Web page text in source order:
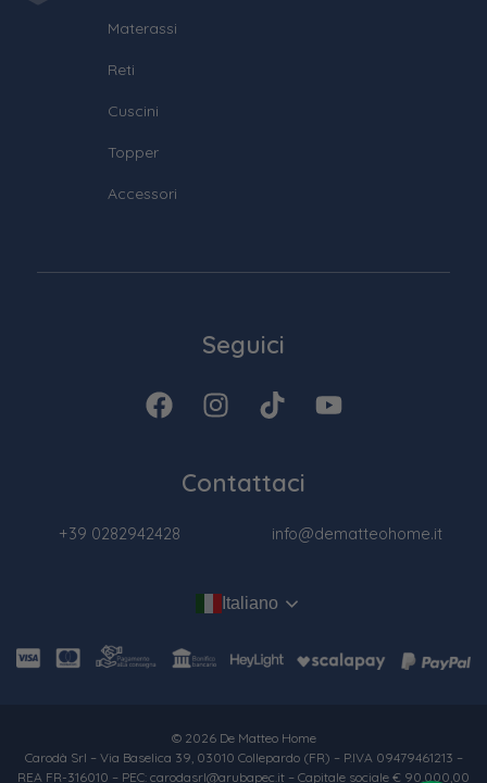
Materassi
Reti
Cuscini
Topper
Accessori
Seguici
Contattaci
+39 0282942428 info@dematteohome.it
Italiano
© 2026 De Matteo Home
Carodà Srl – Via Baselica 39, 03010 Collepardo (FR) – P.IVA 09479461213 –
REA FR-316010 – PEC: carodasrl@arubapec.it – Capitale sociale € 90.000,00